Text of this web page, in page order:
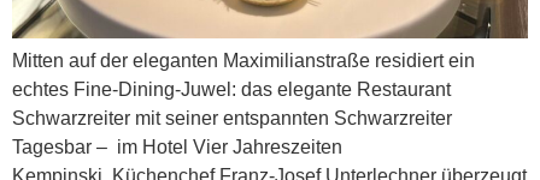
Mitten auf der eleganten Maximilianstraße residiert ein
echtes Fine-Dining-Juwel: das elegante Restaurant
Schwarzreiter mit seiner entspannten Schwarzreiter
Tagesbar – im Hotel Vier Jahreszeiten